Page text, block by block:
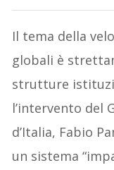
Il tema della
globali è
strutture
l’intervento del
d’Italia, Fabio
un sistema